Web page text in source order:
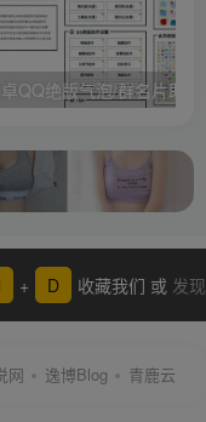
QQ绝版气泡/群名片助手
+ D 收藏我们 或 发现
网 逸博Blog 青鹿云